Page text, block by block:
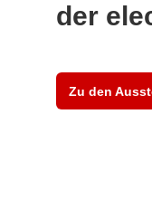
der
Zu den